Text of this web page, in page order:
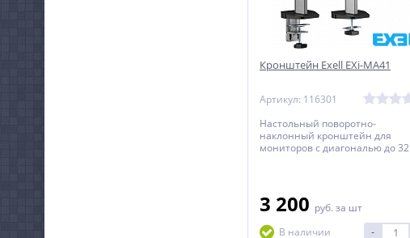
Кронштейн Exell EXi-MA41
Артикул: 116301
Настольный поворотно-
наклонный кронштейн для
мониторов с диагональю до 32
3 200 руб. за шт
В наличии
-